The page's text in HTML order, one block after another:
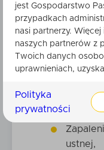
Kit
reakcje
osób
pszczele
ustnej,
jest Gospodarstwo
przypadkach
nasi partnerzy.
naszych partnerów z
Twoich danych
uprawnieniach,
Polityka
prywatności